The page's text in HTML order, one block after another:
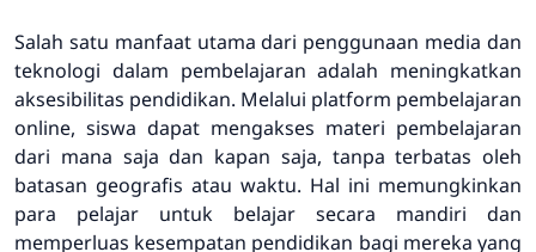
Salah satu manfaat utama dari penggunaan media dan
teknologi dalam pembelajaran adalah meningkatkan
aksesibilitas pendidikan. Melalui platform pembelajaran
online, siswa dapat mengakses materi pembelajaran
dari mana saja dan kapan saja, tanpa terbatas oleh
batasan geografis atau waktu. Hal ini memungkinkan
para pelajar untuk belajar secara mandiri dan
memperluas kesempatan pendidikan bagi mereka yang